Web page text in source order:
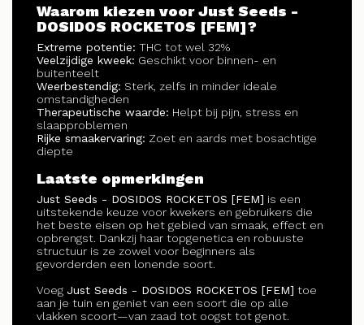
Waarom kiezen voor Just Seeds -
DOSIDOS ROCKETOS [FEM]?
Extreme potentie: THC tot wel 32%
Veelzijdige kweek: Geschikt voor binnen- en
buitenteelt
Weerbestendig: Sterk, zelfs in minder ideale
omstandigheden
Therapeutische waarde: Helpt bij pijn, stress en
slaapproblemen
Rijke smaakervaring: Zoet en aards met bosachtige
diepte
Laatste opmerkingen
Just Seeds - DOSIDOS ROCKETOS [FEM] is een
uitstekende keuze voor kwekers en gebruikers die
het beste eisen op het gebied van smaak, effect en
opbrengst. Dankzij haar topgenetica en robuuste
structuur is ze zowel voor beginners als
gevorderden een lonende soort.
Voeg Just Seeds - DOSIDOS ROCKETOS [FEM] toe
aan je tuin en geniet van een soort die op alle
vlakken scoort—van zaad tot oogst tot genot.